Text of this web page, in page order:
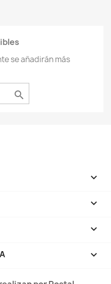
se añadirán más




keyboard_arrow_down